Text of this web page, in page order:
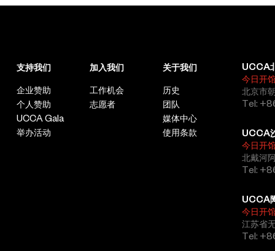
支持我们
企业赞助
个人赞助
UCCA Gala
举办活动
加入我们
工作机会
志愿者
关于我们
历史
团队
媒体中心
使用条款
UCCA
今日开
北京市
Tel:
UCCA
今日开
北戴河
Tel:
UCCA
今日开
江苏省
Tel: